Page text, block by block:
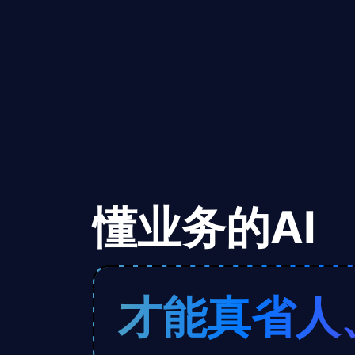
懂业务的AI
才能真省人